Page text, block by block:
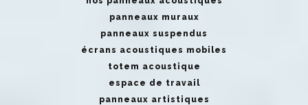
panneaux muraux
panneaux suspendus
écrans acoustiques mobiles
totem acoustique
espace de travail
panneaux artistiques